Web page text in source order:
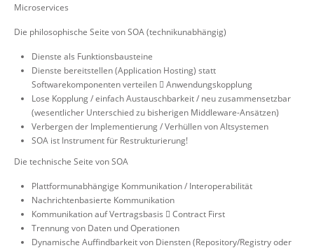
Microservices
Die philosophische Seite von SOA (technikunabhängig)
Dienste als Funktionsbausteine
Dienste bereitstellen (Application Hosting) statt
Softwarekomponenten verteilen  Anwendungskopplung
Lose Kopplung / einfach Austauschbarkeit / neu zusammensetzbar
(wesentlicher Unterschied zu bisherigen Middleware-Ansätzen)
Verbergen der Implementierung / Verhüllen von Altsystemen
SOA ist Instrument für Restrukturierung!
Die technische Seite von SOA
Plattformunabhängige Kommunikation / Interoperabilität
Nachrichtenbasierte Kommunikation
Kommunikation auf Vertragsbasis  Contract First
Trennung von Daten und Operationen
Dynamische Auffindbarkeit von Diensten (Repository/Registry oder